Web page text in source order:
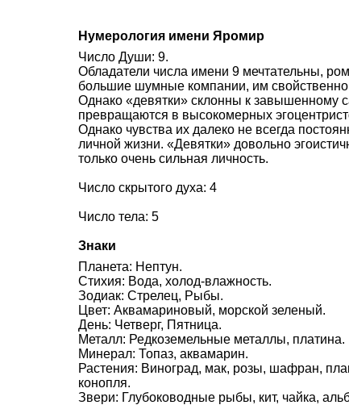
Нумерология имени Яромир
Число Души: 9.
Обладатели числа имени 9 мечтательны,
большие шумные компании, им
Однако «девятки» склонны к завышенному
превращаются в высокомерных
Однако чувства их далеко не всегда
личной жизни. «Девятки» довольно
только очень сильная личность.
Число скрытого духа: 4
Число тела: 5
Знаки
Планета: Нептун.
Стихия: Вода, холод-влажность.
Зодиак: Стрелец, Рыбы.
Цвет: Аквамариновый, морской зеленый.
День: Четверг, Пятница.
Металл: Редкоземельные металлы, платина.
Минерал: Топаз, аквамарин.
Растения: Виноград, мак, розы, шафран,
конопля.
Звери: Глубоководные рыбы, кит, чайка,